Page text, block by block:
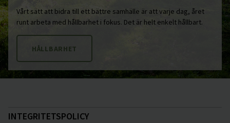
Vårt sätt att bidra till ett bättre samhälle är att varje dag, året
runt arbeta med hållbarhet i fokus. Det är helt enkelt hållbart.
HÅLLBARHET
INTEGRITETSPOLICY